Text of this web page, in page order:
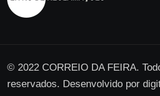
© 2022 CORREIO DA FEIRA.
reservados. Desenvolvido por